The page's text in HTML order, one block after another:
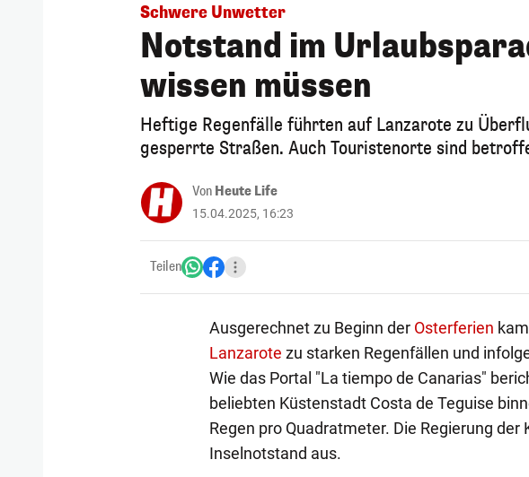
Schwere Unwetter
Notstand im
wissen müssen
Heftige Regenfälle führten auf Lanzarote zu
gesperrte Straßen. Auch Touristenorte sind
Von Heute Life
15.04.2025, 16:23
Teilen
Ausgerechnet zu Beginn der Osterferien
Lanzarote zu starken Regenfällen und
Wie das Portal "La tiempo de Canarias"
beliebten Küstenstadt Costa de Teguise
Regen pro Quadratmeter. Die Regierung
Inselnotstand aus.